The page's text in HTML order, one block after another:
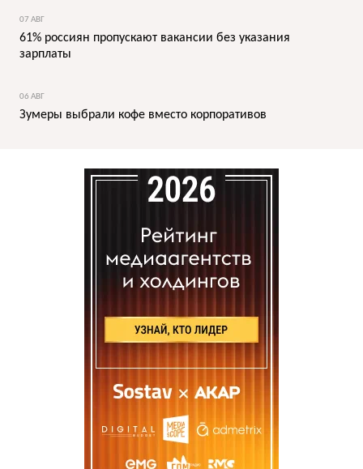
07 АВГ
61% россиян пропускают вакансии без указания
зарплаты
06 АВГ
Зумеры выбрали кофе вместо корпоративов